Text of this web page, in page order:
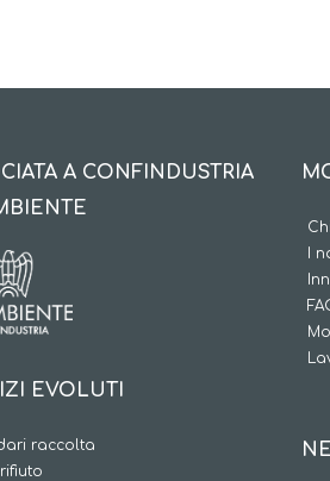
A CONFINDUSTRIA
EVOLUTI
raccolta
I